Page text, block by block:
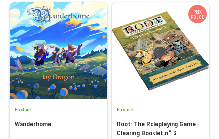
En stock
Wanderhome
PRIX
ROUGE
En stock
Root: The Roleplaying Game -
Clearing Booklet n° 3